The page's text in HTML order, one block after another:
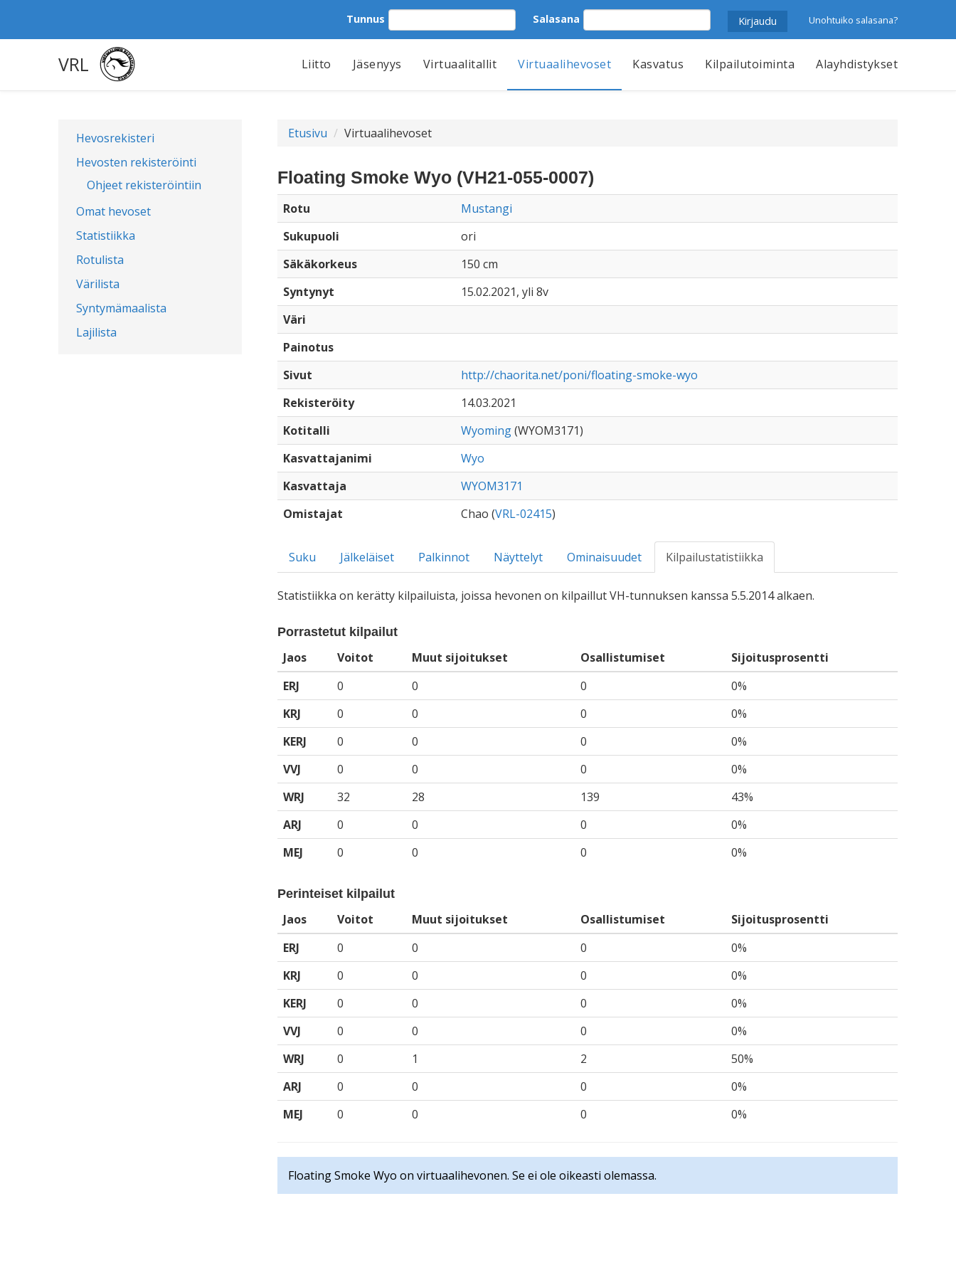
Tunnus Salasana Unohtuiko salasana?
VRL Liitto Jäsenyys Virtuaalitallit Virtuaalihevoset Kasvatus Kilpailutoiminta Alayhdistykset
Hevosrekisteri
Hevosten rekisteröinti
Ohjeet rekisteröintiin
Omat hevoset
Statistiikka
Rotulista
Värilista
Syntymämaalista
Lajilista
Etusivu Virtuaalihevoset
Floating Smoke Wyo (VH21-055-0007)
Rotu
Mustangi
Sukupuoli
ori
Säkäkorkeus
150 cm
Syntynyt
15.02.2021, yli 8v
Väri
Painotus
Sivut
http://chaorita.net/poni/floating-smoke-wyo
Rekisteröity
14.03.2021
Kotitalli
Wyoming(WYOM3171)
Kasvattajanimi
Wyo
Kasvattaja
WYOM3171
Omistajat
Chao (VRL-02415)
Suku Jälkeläiset Palkinnot Näyttelyt Ominaisuudet Kilpailustatistiikka
Statistiikka on kerätty kilpailuista, joissa hevonen on kilpaillut VH-tunnuksen kanssa 5.5.2014 alkaen.
Porrastetut kilpailut
Jaos Voitot Muut sijoitukset Osallistumiset
Sijoitusprosentti
ERJ
0 0 0
0%
KRJ
0 0 0
0%
KERJ
0 0 0
0%
VVJ
0 0 0
0%
WRJ
32 28 139
43%
ARJ
0 0 0
0%
MEJ
0 0 0 0%
Perinteiset kilpailut
Jaos Voitot Muut sijoitukset Osallistumiset
Sijoitusprosentti
ERJ
0 0 0
0%
KRJ
0 0 0
0%
KERJ
0 0 0
0%
VVJ
0 0 0
0%
WRJ
0 1 2
50%
ARJ
0 0 0
0%
MEJ
0 0 0 0%
Floating Smoke Wyo on virtuaalihevonen. Se ei ole oikeasti olemassa.